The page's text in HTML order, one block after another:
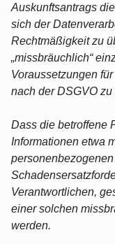
Auskunftsantrags
sich der
Rechtmäßigkeit zu
„missbräuchlich“
Voraussetzungen
nach der DSGVO zu
Dass die betroffene
Informationen etwa
Verantwortlichen,
einer solchen
werden.